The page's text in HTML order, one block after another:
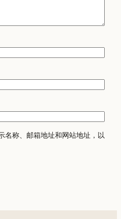
名称、邮箱地址和网站地址，以